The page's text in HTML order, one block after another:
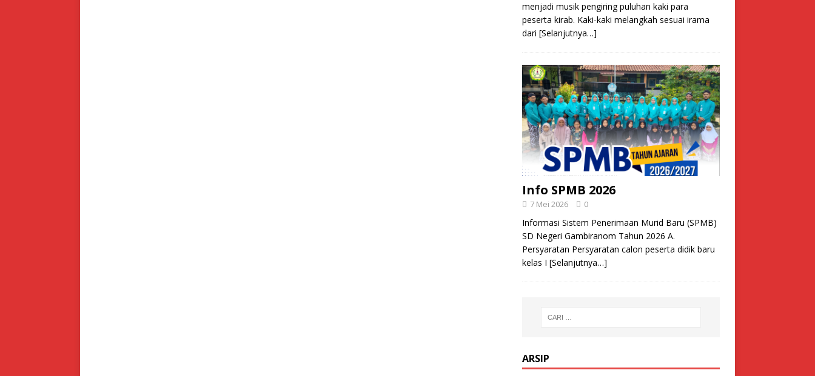
menjadi musik pengiring puluhan kaki para
peserta kirab. Kaki-kaki melangkah sesuai irama
dari [Selanjutnya…]
Info SPMB 2026
7 Mei 2026 0
Informasi Sistem Penerimaan Murid Baru (SPMB)
SD Negeri Gambiranom Tahun 2026 A.
Persyaratan Persyaratan calon peserta didik baru
kelas I [Selanjutnya…]
ARSIP